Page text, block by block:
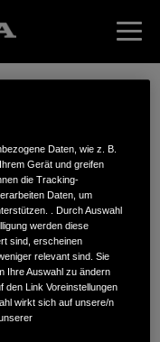
INH.
Daten, wie z. B.
Gerät und greifen
die Tracking-
Daten, um
. Durch Auswahl
werden diese
sind, erscheinen
relevant sind. Sie
Ihre Auswahl zu ändern
den Link Voreinstellungen
wirkt sich auf unsere/n